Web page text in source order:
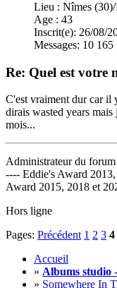
Lieu : Nîmes
Age : 43
Inscrit(e): 26/08/
Messages: 10 165
Re: Quel est votre
C'est vraiment dur car il
dirais wasted years
mois...
Administrateur du forum
---- Eddie's Award
Award 2015, 2018 et
Hors ligne
Pages: Précédent 1 2 3 4
Accueil
» Albums studio
» Somewhere In